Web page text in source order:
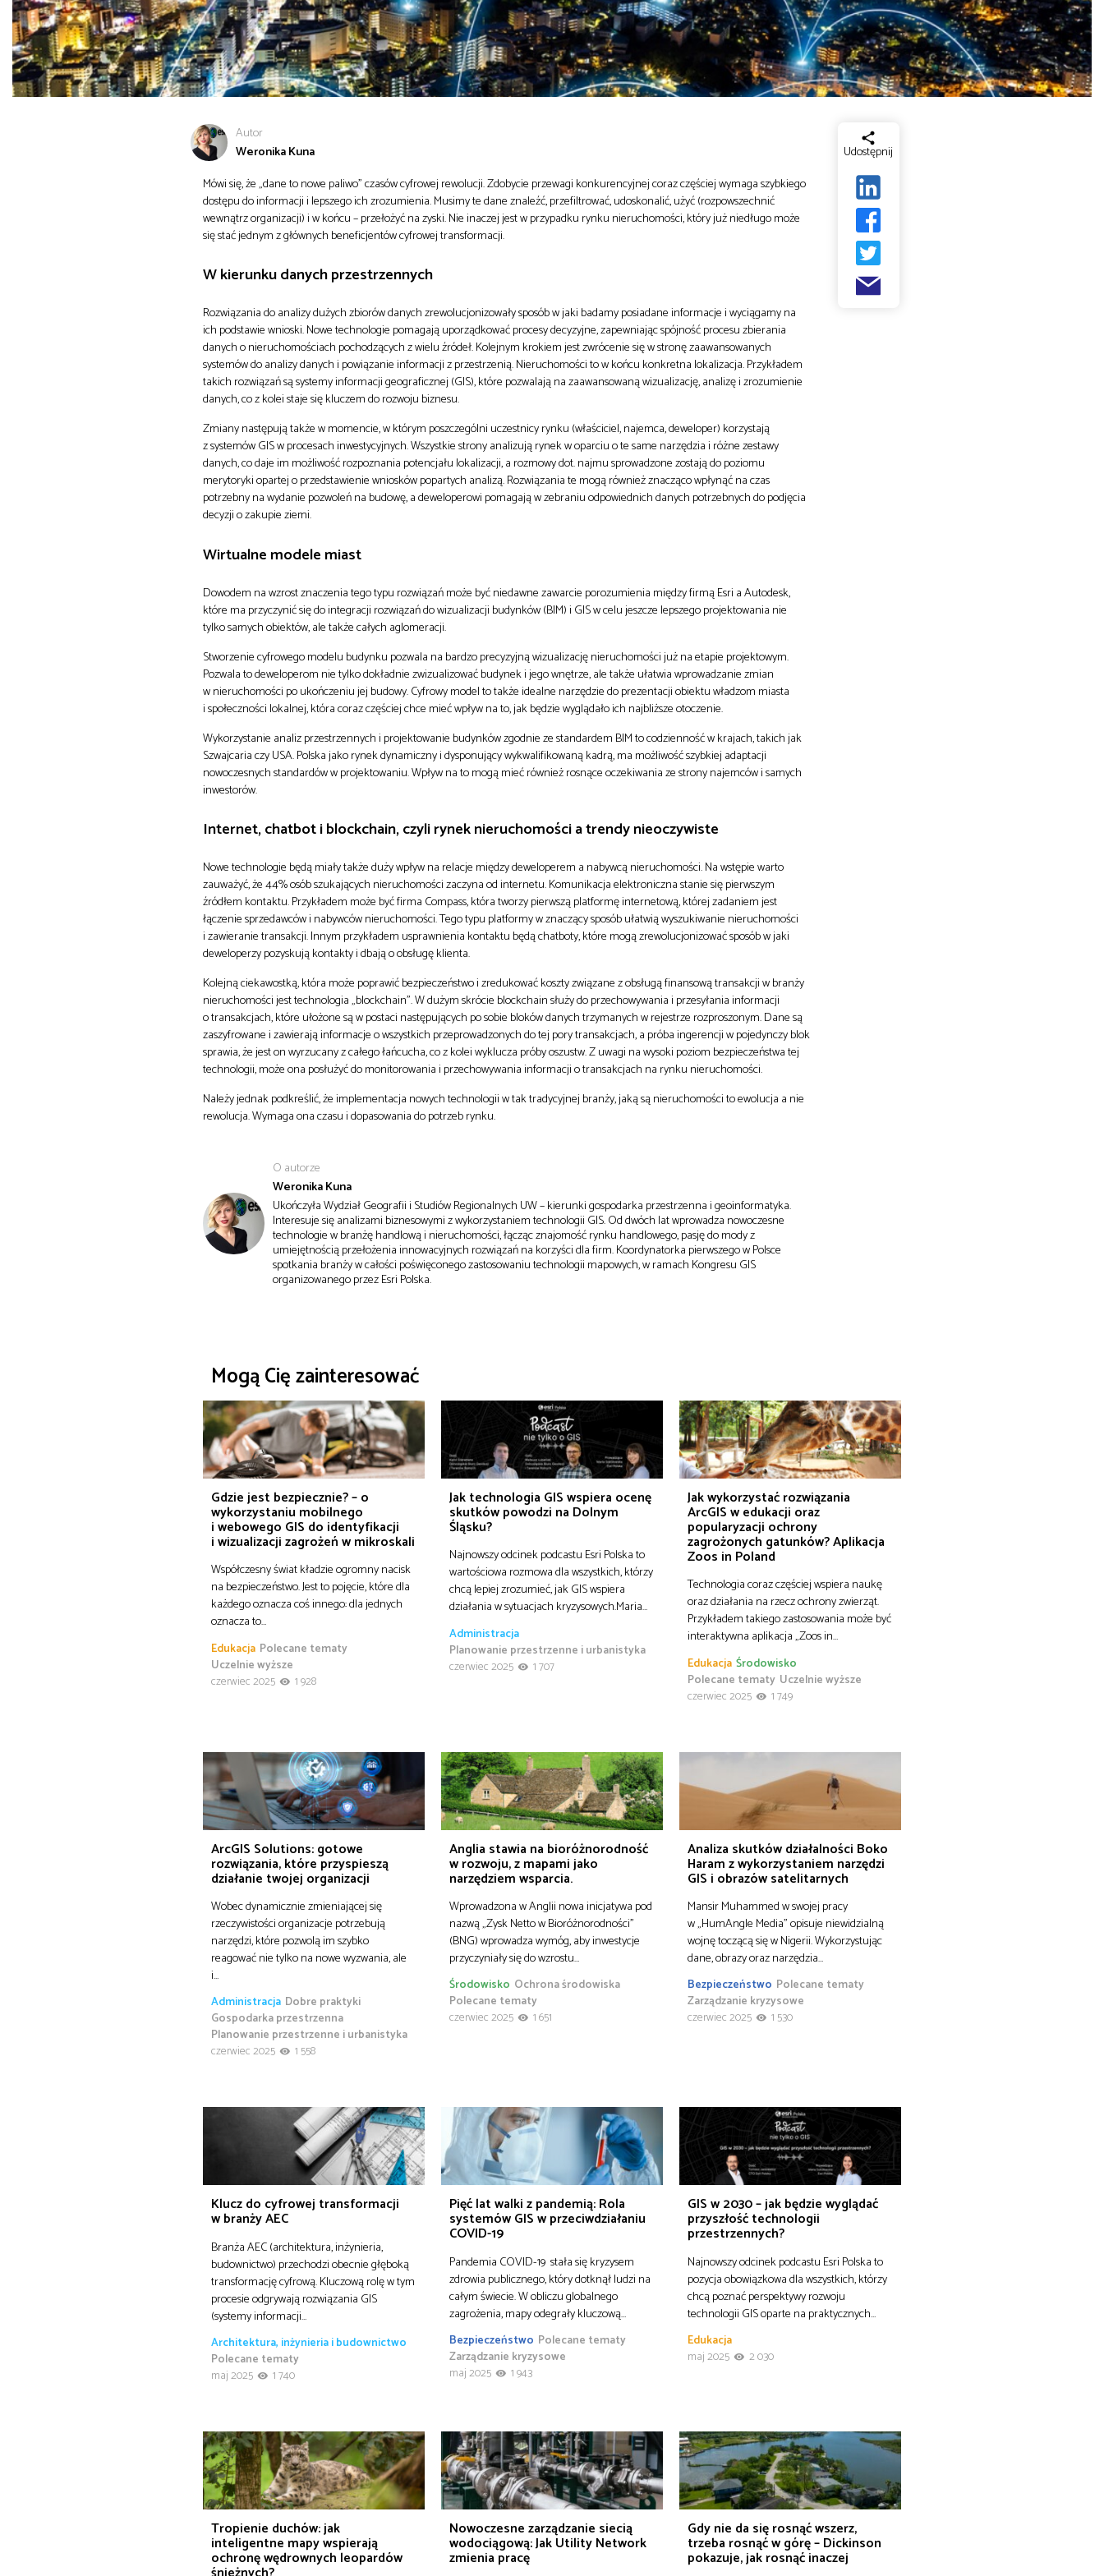
Autor
Weronika Kuna
Mówi się, że „dane to nowe paliwo” czasów cyfrowej rewolucji. Zdobycie przewagi konkurencyjnej coraz częściej wymaga szybkiego
dostępu do informacji i lepszego ich zrozumienia. Musimy te dane znaleźć, przefiltrować, udoskonalić, użyć (rozpowszechnić
wewnątrz organizacji) i w końcu – przełożyć na zyski. Nie inaczej jest w przypadku rynku nieruchomości, który już niedługo może
się stać jednym z głównych beneficjentów cyfrowej transformacji.
W kierunku danych przestrzennych
Rozwiązania do analizy dużych zbiorów danych zrewolucjonizowały sposób w jaki badamy posiadane informacje i wyciągamy na
ich podstawie wnioski. Nowe technologie pomagają uporządkować procesy decyzyjne, zapewniając spójność procesu zbierania
danych o nieruchomościach pochodzących z wielu źródeł. Kolejnym krokiem jest zwrócenie się w stronę zaawansowanych
systemów do analizy danych i powiązanie informacji z przestrzenią. Nieruchomości to w końcu konkretna lokalizacja. Przykładem
takich rozwiązań są systemy informacji geograficznej (GIS), które pozwalają na zaawansowaną wizualizację, analizę i zrozumienie
danych, co z kolei staje się kluczem do rozwoju biznesu.
Zmiany następują także w momencie, w którym poszczególni uczestnicy rynku (właściciel, najemca, deweloper) korzystają
z systemów GIS w procesach inwestycyjnych. Wszystkie strony analizują rynek w oparciu o te same narzędzia i różne zestawy
danych, co daje im możliwość rozpoznania potencjału lokalizacji, a rozmowy dot. najmu sprowadzone zostają do poziomu
merytoryki opartej o przedstawienie wniosków popartych analizą. Rozwiązania te mogą również znacząco wpłynąć na czas
potrzebny na wydanie pozwoleń na budowę, a deweloperowi pomagają w zebraniu odpowiednich danych potrzebnych do podjęcia
decyzji o zakupie ziemi.
Wirtualne modele miast
Dowodem na wzrost znaczenia tego typu rozwiązań może być niedawne zawarcie porozumienia między firmą Esri a Autodesk,
które ma przyczynić się do integracji rozwiązań do wizualizacji budynków (BIM) i GIS w celu jeszcze lepszego projektowania nie
tylko samych obiektów, ale także całych aglomeracji.
Stworzenie cyfrowego modelu budynku pozwala na bardzo precyzyjną wizualizację nieruchomości już na etapie projektowym.
Pozwala to deweloperom nie tylko dokładnie zwizualizować budynek i jego wnętrze, ale także ułatwia wprowadzanie zmian
w nieruchomości po ukończeniu jej budowy. Cyfrowy model to także idealne narzędzie do prezentacji obiektu władzom miasta
i społeczności lokalnej, która coraz częściej chce mieć wpływ na to, jak będzie wyglądało ich najbliższe otoczenie.
Wykorzystanie analiz przestrzennych i projektowanie budynków zgodnie ze standardem BIM to codzienność w krajach, takich jak
Szwajcaria czy USA. Polska jako rynek dynamiczny i dysponujący wykwalifikowaną kadrą, ma możliwość szybkiej adaptacji
nowoczesnych standardów w projektowaniu. Wpływ na to mogą mieć również rosnące oczekiwania ze strony najemców i samych
inwestorów.
Internet, chatbot i blockchain, czyli rynek nieruchomości a trendy nieoczywiste
Nowe technologie będą miały także duży wpływ na relacje między deweloperem a nabywcą nieruchomości. Na wstępie warto
zauważyć, że 44% osób szukających nieruchomości zaczyna od internetu. Komunikacja elektroniczna stanie się pierwszym
źródłem kontaktu. Przykładem może być firma Compass, która tworzy pierwszą platformę internetową, której zadaniem jest
łączenie sprzedawców i nabywców nieruchomości. Tego typu platformy w znaczący sposób ułatwią wyszukiwanie nieruchomości
i zawieranie transakcji. Innym przykładem usprawnienia kontaktu będą chatboty, które mogą zrewolucjonizować sposób w jaki
deweloperzy pozyskują kontakty i dbają o obsługę klienta.
Kolejną ciekawostką, która może poprawić bezpieczeństwo i zredukować koszty związane z obsługą finansową transakcji w branży
nieruchomości jest technologia „blockchain”. W dużym skrócie blockchain służy do przechowywania i przesyłania informacji
o transakcjach, które ułożone są w postaci następujących po sobie bloków danych trzymanych w rejestrze rozproszonym. Dane są
zaszyfrowane i zawierają informacje o wszystkich przeprowadzonych do tej pory transakcjach, a próba ingerencji w pojedynczy blok
sprawia, że jest on wyrzucany z całego łańcucha, co z kolei wyklucza próby oszustw. Z uwagi na wysoki poziom bezpieczeństwa tej
technologii, może ona posłużyć do monitorowania i przechowywania informacji o transakcjach na rynku nieruchomości.
Należy jednak podkreślić, że implementacja nowych technologii w tak tradycyjnej branży, jaką są nieruchomości to ewolucja a nie
rewolucja. Wymaga ona czasu i dopasowania do potrzeb rynku.
O autorze
Weronika Kuna
Ukończyła Wydział Geografii i Studiów Regionalnych UW – kierunki gospodarka przestrzenna i geoinformatyka.
Interesuje się analizami biznesowymi z wykorzystaniem technologii GIS. Od dwóch lat wprowadza nowoczesne
technologie w branżę handlową i nieruchomości, łącząc znajomość rynku handlowego, pasję do mody z
umiejętnością przełożenia innowacyjnych rozwiązań na korzyści dla firm. Koordynatorka pierwszego w Polsce
spotkania branży w całości poświęconego zastosowaniu technologii mapowych, w ramach Kongresu GIS
organizowanego przez Esri Polska.
Udostępnij
Mogą Cię zainteresować
Gdzie jest bezpiecznie? – o
wykorzystaniu mobilnego
i webowego GIS do identyfikacji
i wizualizacji zagrożeń w mikroskali
Współczesny świat kładzie ogromny nacisk
na bezpieczeństwo. Jest to pojęcie, które dla
każdego oznacza coś innego: dla jednych
oznacza to…
Edukacja Polecane tematy
Uczelnie wyższe
czerwiec 2025
1 928
Jak technologia GIS wspiera ocenę
skutków powodzi na Dolnym
Śląsku?
Najnowszy odcinek podcastu Esri Polska to
wartościowa rozmowa dla wszystkich, którzy
chcą lepiej zrozumieć, jak GIS wspiera
działania w sytuacjach kryzysowych.Maria…
Administracja
Planowanie przestrzenne i urbanistyka
czerwiec 2025
1 707
Jak wykorzystać rozwiązania
ArcGIS w edukacji oraz
popularyzacji ochrony
zagrożonych gatunków? Aplikacja
Zoos in Poland
Technologia coraz częściej wspiera naukę
oraz działania na rzecz ochrony zwierząt.
Przykładem takiego zastosowania może być
interaktywna aplikacja „Zoos in…
Edukacja
Polecane tematy
Środowisko
Uczelnie wyższe
czerwiec 2025
1 749
ArcGIS Solutions: gotowe
rozwiązania, które przyspieszą
działanie twojej organizacji
Wobec dynamicznie zmieniającej się
rzeczywistości organizacje potrzebują
narzędzi, które pozwolą im szybko
reagować nie tylko na nowe wyzwania, ale
i…
Administracja Dobre praktyki
Gospodarka przestrzenna
Planowanie przestrzenne i urbanistyka
czerwiec 2025
1 558
Anglia stawia na bioróżnorodność
w rozwoju, z mapami jako
narzędziem wsparcia.
Wprowadzona w Anglii nowa inicjatywa pod
nazwą „Zysk Netto w Bioróżnorodności”
(BNG) wprowadza wymóg, aby inwestycje
przyczyniały się do wzrostu…
Ochrona środowiska
Polecane tematy
Środowisko
czerwiec 2025
1 651
Analiza skutków działalności Boko
Haram z wykorzystaniem narzędzi
GIS i obrazów satelitarnych
Mansir Muhammed w swojej pracy
w „HumAngle Media” opisuje niewidzialną
wojnę toczącą się w Nigerii. Wykorzystując
dane, obrazy oraz narzędzia…
Bezpieczeństwo Polecane tematy
Zarządzanie kryzysowe
czerwiec 2025
1 530
Klucz do cyfrowej transformacji
w branży AEC
Branża AEC (architektura, inżynieria,
budownictwo) przechodzi obecnie głęboką
transformację cyfrową. Kluczową rolę w tym
procesie odgrywają rozwiązania GIS
(systemy informacji…
Architektura, inżynieria i budownictwo
Polecane tematy
maj 2025
1 740
Pięć lat walki z pandemią: Rola
systemów GIS w przeciwdziałaniu
COVID-19
Pandemia COVID-19 stała się kryzysem
zdrowia publicznego, który dotknął ludzi na
całym świecie. W obliczu globalnego
zagrożenia, mapy odegrały kluczową…
Bezpieczeństwo Polecane tematy
Zarządzanie kryzysowe
maj 2025
1 943
GIS w 2030 – jak będzie wyglądać
przyszłość technologii
przestrzennych?
Najnowszy odcinek podcastu Esri Polska to
pozycja obowiązkowa dla wszystkich, którzy
chcą poznać perspektywy rozwoju
technologii GIS oparte na praktycznych…
Edukacja
maj 2025
2 030
Tropienie duchów: jak
inteligentne mapy wspierają
ochronę wędrownych leopardów
Nowoczesne zarządzanie siecią
wodociągową: Jak Utility Network
zmienia pracę
Gdy nie da się rosnąć wszerz,
trzeba rosnąć w górę – Dickinson
pokazuje, jak rosnąć inaczej